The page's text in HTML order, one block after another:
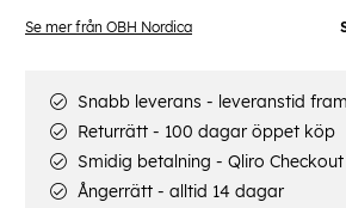
Se mer från OBH Nordica
Snabb leverans - leveranstid
Returrätt - 100 dagar öppet köp
Smidig betalning - Qliro Checkout
Ångerrätt - alltid 14 dagar